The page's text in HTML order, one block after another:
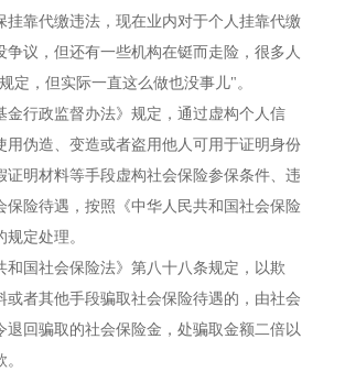
挂靠代缴违法，现在业内对于个人挂靠代缴
争议，但还有一些机构在铤而走险，很多人
定，但实际一直这么做也没事儿"。
金行政监督办法》规定，通过虚构个人信
用伪造、变造或者盗用他人可用于证明身份
证明材料等手段虚构社会保险参保条件、违
保险待遇，按照《中华人民共和国社会保险
定处理。
和国社会保险法》第八十八条规定，以欺
或者其他手段骗取社会保险待遇的，由社会
退回骗取的社会保险金，处骗取金额二倍以